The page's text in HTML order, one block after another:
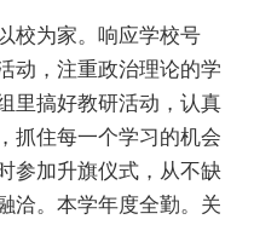
校为家。响应学校号
动，注重政治理论的学
里搞好教研活动，认真
抓住每一个学习的机会
参加升旗仪式，从不缺
洽。本学年度全勤。关